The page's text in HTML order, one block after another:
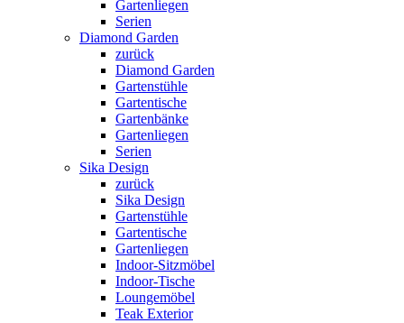
Gartenliegen
Serien
Diamond Garden
zurück
Diamond Garden
Gartenstühle
Gartentische
Gartenbänke
Gartenliegen
Serien
Sika Design
zurück
Sika Design
Gartenstühle
Gartentische
Gartenliegen
Indoor-Sitzmöbel
Indoor-Tische
Loungemöbel
Teak Exterior